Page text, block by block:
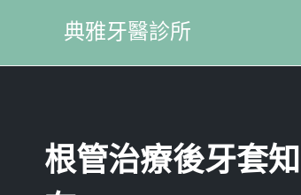
典雅牙醫診所
根管治療後牙套